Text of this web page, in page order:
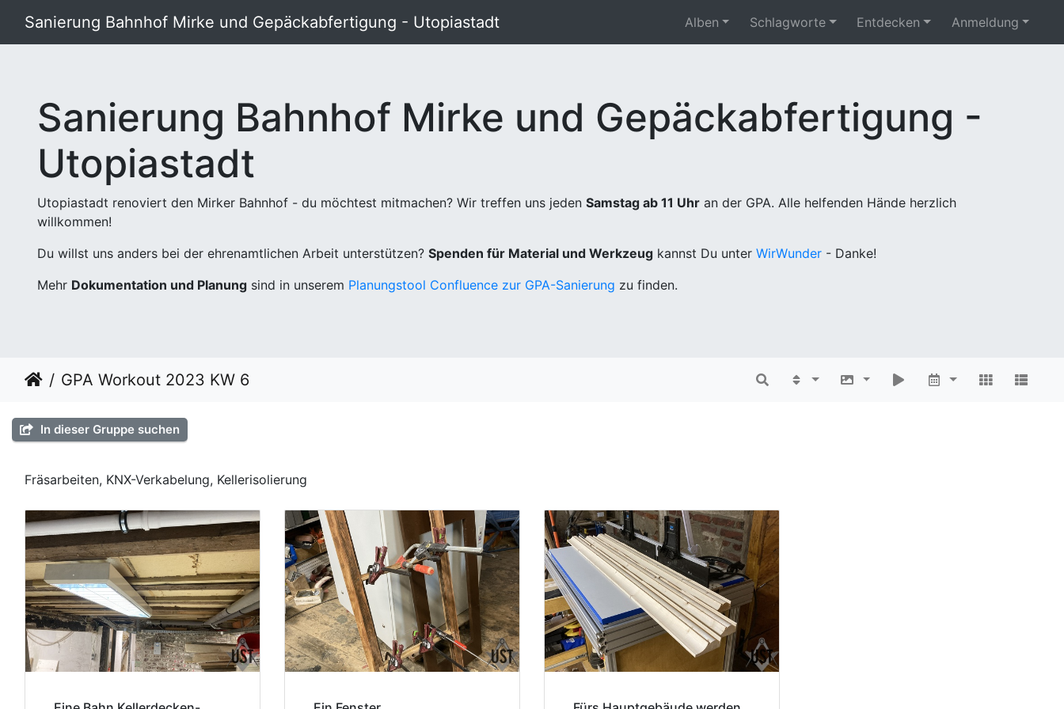
Sanierung Bahnhof Mirke und Gepäckabfertigung - Utopiastadt Alben Schlagworte Entdecken Anmeldung
Sanierung Bahnhof Mirke und Gepäckabfertigung -
Utopiastadt
Utopiastadt renoviert den Mirker Bahnhof - du möchtest mitmachen? Wir treffen uns jeden Samstag ab 11 Uhr an der GPA. Alle helfenden Hände herzlich
willkommen!
Du willst uns anders bei der ehrenamtlichen Arbeit unterstützen? Spenden für Material und Werkzeug kannst Du unter WirWunder - Danke!
Mehr Dokumentation und Planung sind in unserem Planungstool Confluence zur GPA-Sanierung zu finden.
GPA Workout 2023 KW 6
In dieser Gruppe suchen
Fräsarbeiten, KNX-Verkabelung, Kellerisolierung